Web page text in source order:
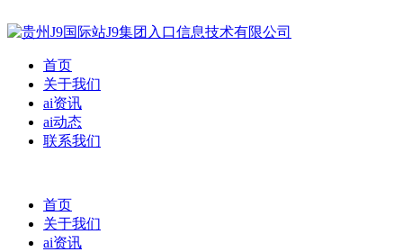
首页
关于我们
ai资讯
ai动态
联系我们
首页
关于我们
ai资讯